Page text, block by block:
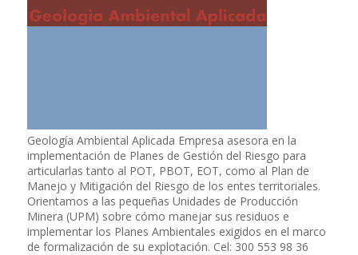
Geología Ambiental Aplicada Empresa asesora en la
implementación de Planes de Gestión del Riesgo para
articularlas tanto al POT, PBOT, EOT, como al Plan de
Manejo y Mitigación del Riesgo de los entes territoriales.
Orientamos a las pequeñas Unidades de Producción
Minera (UPM) sobre cómo manejar sus residuos e
implementar los Planes Ambientales exigidos en el marco
de formalización de su explotación. Cel: 300 553 98 36